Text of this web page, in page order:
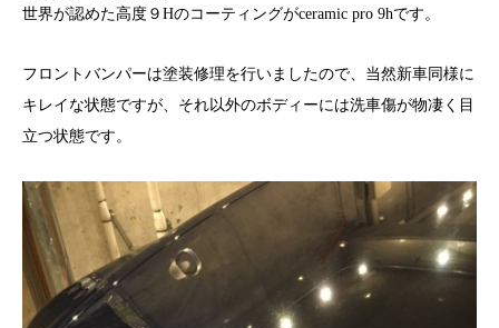
世界が認めた高度９Hのコーティングがceramic pro 9hです。
フロントバンパーは塗装修理を行いましたので、当然新車同様に
キレイな状態ですが、それ以外のボディーには洗車傷が物凄く目
立つ状態です。